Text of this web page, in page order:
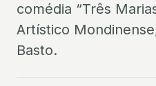
comédia “Três
Artístico
Basto.